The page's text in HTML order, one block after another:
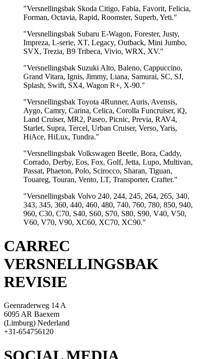
"Versnellingsbak Skoda Citigo, Fabia, Favorit, Felicia,
Forman, Octavia, Rapid, Roomster, Superb, Yeti."
"Versnellingsbak Subaru E-Wagon, Forester, Justy,
Impreza, L-serie, XT, Legacy, Outback, Mini Jumbo,
SVX, Trezia, B9 Tribeca, Vivio, WRX, XV."
"Versnellingsbak Suzuki Alto, Baleno, Cappuccino,
Grand Vitara, Ignis, Jimmy, Liana, Samurai, SC, SJ,
Splash, Swift, SX4, Wagon R+, X-90."
"Versnellingsbak Toyota 4Runner, Auris, Avensis,
Aygo, Camry, Carina, Celica, Corolla Funcruiser, iQ,
Land Cruiser, MR2, Paseo, Picnic, Previa, RAV4,
Starlet, Supra, Tercel, Urban Cruiser, Verso, Yaris,
HiAce, HiLux, Tundra."
"Versnellingsbak Volkswagen Beetle, Bora, Caddy,
Corrado, Derby, Eos, Fox, Golf, Jetta, Lupo, Multivan,
Passat, Phaeton, Polo, Scirocco, Sharan, Tiguan,
Touareg, Touran, Vento, LT, Transporter, Crafter."
"Versnellingsbak Volvo 240, 244, 245, 264, 265, 340,
343, 345, 360, 440, 460, 480, 740, 760, 780, 850, 940,
960, C30, C70, S40, S60, S70, S80, S90, V40, V50,
V60, V70, V90, XC60, XC70, XC90."
CARREC
VERSNELLINGSBAK
REVISIE
Geenraderweg 14 A
6095 AR Baexem
(Limburg) Nederland
+31-654756120